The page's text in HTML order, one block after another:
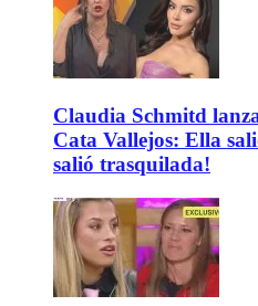
Claudia Schmitd
Cata Vallejos: Ella
salió trasquilada!